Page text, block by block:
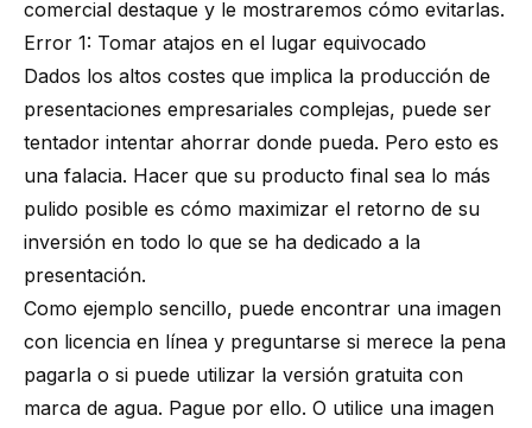
comercial destaque y le mostraremos cómo evitarlas.
Error 1: Tomar atajos en el lugar equivocado
Dados los altos costes que implica la producción de
presentaciones empresariales complejas, puede ser
tentador intentar ahorrar donde pueda. Pero esto es
una falacia. Hacer que su producto final sea lo más
pulido posible es cómo maximizar el retorno de su
inversión en todo lo que se ha dedicado a la
presentación.
Como ejemplo sencillo, puede encontrar una imagen
con licencia en línea y preguntarse si merece la pena
pagarla o si puede utilizar la versión gratuita con
marca de agua. Pague por ello. O utilice una imagen